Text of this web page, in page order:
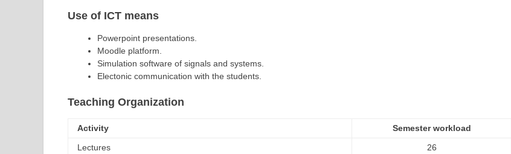
Use of ICT means
Powerpoint presentations.
Moodle platform.
Simulation software of signals and systems.
Electonic communication with the students.
Teaching Organization
Activity
Semester workload
Lectures
26